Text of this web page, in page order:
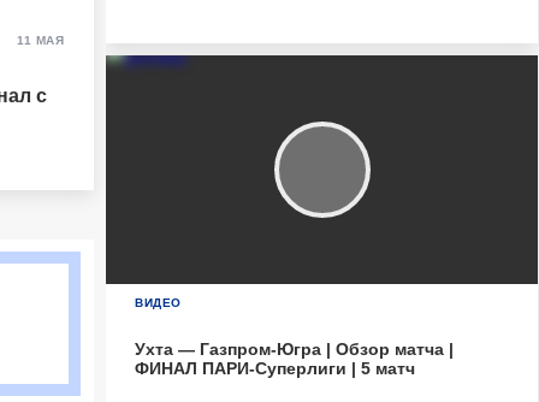
с
11 МАЯ
ВИДЕО
Ухта — Газпром-Югра | Обзор матча |
ФИНАЛ ПАРИ-Суперлиги | 5 матч